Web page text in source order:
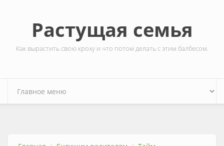
Растущая семья
Как вырастить свою кроху и что потом делать с этим балбесом.